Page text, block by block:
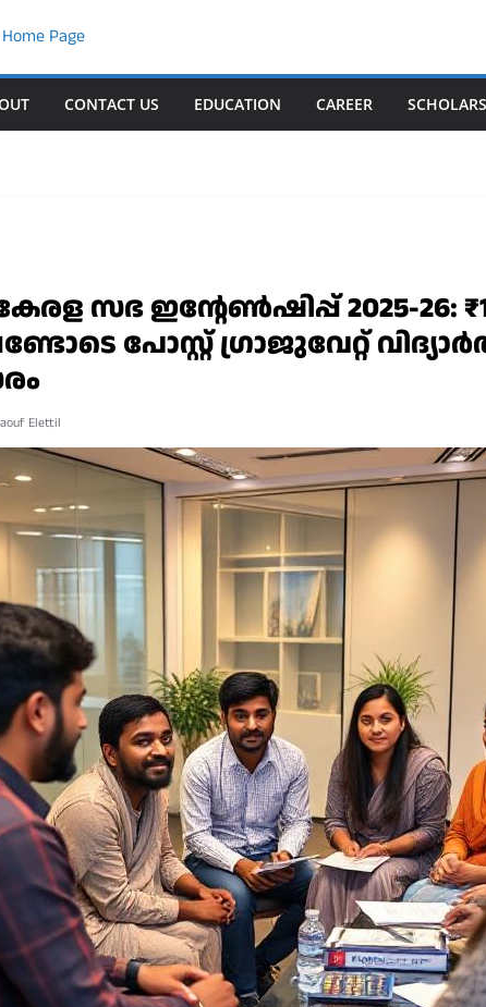
CONTACT US EDUCATION CAREER
സഭ ഇന്റേൺഷിപ്പ് 2025-26:
പോസ്റ്റ് ഗ്രാജുവേറ്റ്
Elettil